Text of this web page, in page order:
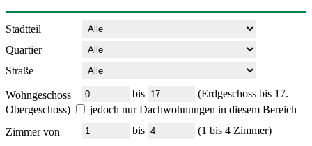
Stadtteil
Quartier
Straße
Wohngeschoss bis
(Erdgeschoss bis 17.
Obergeschoss)
jedoch nur Dachwohnungen in diesem Bereich
Zimmer von
bis (1 bis 4 Zimmer)